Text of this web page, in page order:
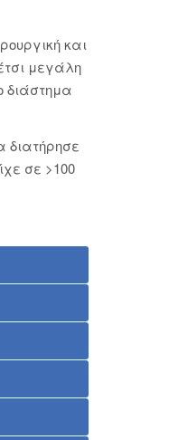
και
μεγάλη
διάστημα
διατήρησε
σε >100